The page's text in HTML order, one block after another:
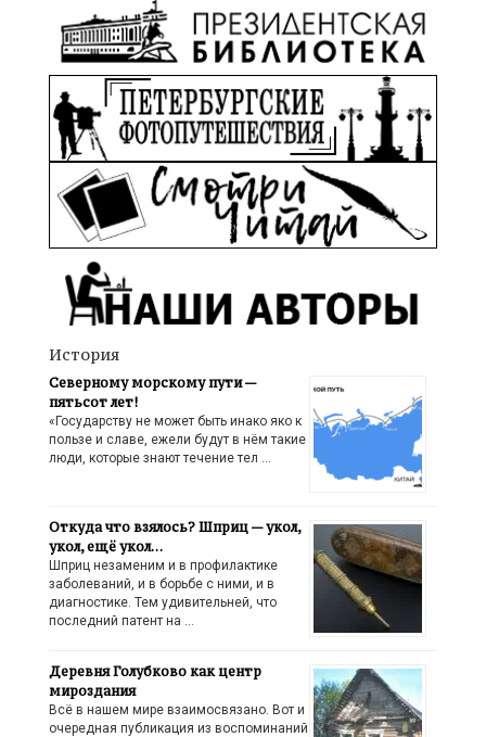
История
Северному морскому пути —
пятьсот лет!
«Государству не может быть инако яко к
пользе и славе, ежели будут в нём такие
люди, которые знают течение тел …
Откуда что взялось? Шприц — укол,
укол, ещё укол…
Шприц незаменим и в профилактике
заболеваний, и в борьбе с ними, и в
диагностике. Тем удивительней, что
последний патент на …
Деревня Голубково как центр
мироздания
Всё в нашем мире взаимосвязано. Вот и
очередная публикация из воспоминаний